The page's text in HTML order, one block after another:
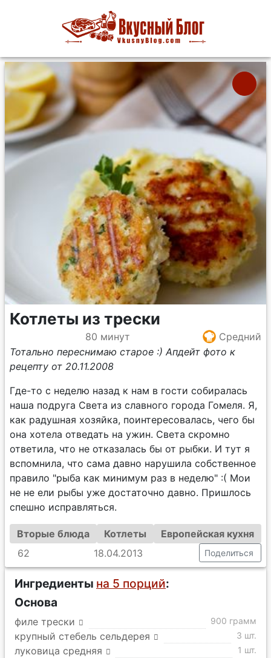
Котлеты из трески
80 минут
Средний
Тотально переснимаю старое :) Апдейт фото к
рецепту от 20.11.2008
Где-то с неделю назад к нам в гости собиралась
наша подруга Света из славного города Гомеля. Я,
как радушная хозяйка, поинтересовалась, чего бы
она хотела отведать на ужин. Света скромно
ответила, что не отказалась бы от рыбки. И тут я
вспомнила, что сама давно нарушила собственное
правило "рыба как минимум раз в неделю" :( Мои
не не ели рыбы уже достаточно давно. Пришлось
спешно исправляться.
Вторые блюда Котлеты
Европейская кухня
62
18.04.2013 Поделиться
Ингредиенты на 5 порций:
Основа
филе трески 900 грамм
крупный стебель сельдерея 3 шт.
луковица средняя 1 шт.